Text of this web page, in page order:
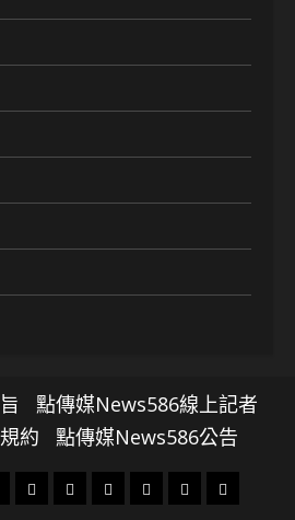
點傳媒News586線上記者
約
點傳媒News586公告
專
娛
政
國
運
生